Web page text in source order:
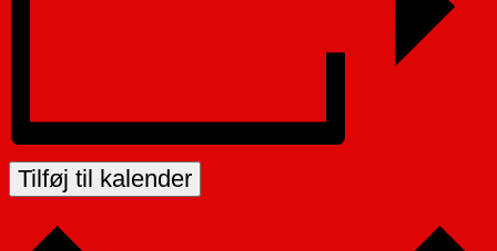
Tilføj til kalender